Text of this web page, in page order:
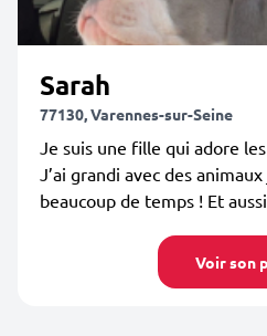
Sarah
77130, Varennes-sur-Seine
Je suis une fille qui adore
J’ai grandi avec des
beaucoup de temps ! Et
Voir son